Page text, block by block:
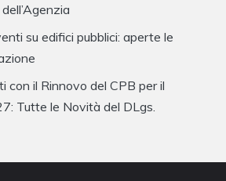
su edifici pubblici: aperte le
con il Rinnovo del CPB per il
Tutte le Novità del DLgs.